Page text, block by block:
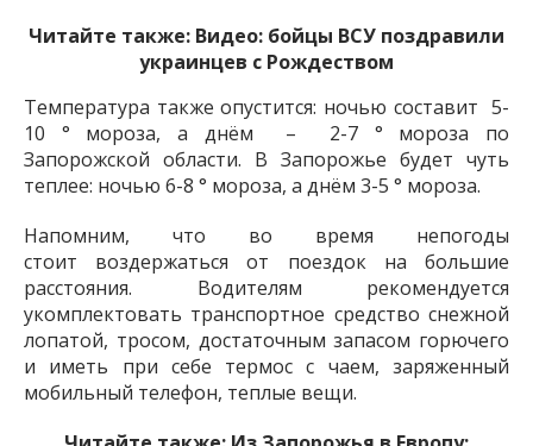
Читайте также: Видео: бойцы ВСУ поздравили
украинцев с Рождеством
Температура также опустится: ночью составит 5-
10 ° мороза, а днём – ​​2-7 ° мороза по
Запорожской области. В Запорожье будет чуть
теплее: ночью 6-8 ° мороза, а днём ​​3-5 ° мороза.
Напомним, что во время непогоды
стоит воздержаться от поездок на большие
расстояния. Водителям рекомендуется
укомплектовать транспортное средство снежной
лопатой, тросом, достаточным запасом горючего
и иметь при себе термос с чаем, заряженный
мобильный телефон, теплые вещи.